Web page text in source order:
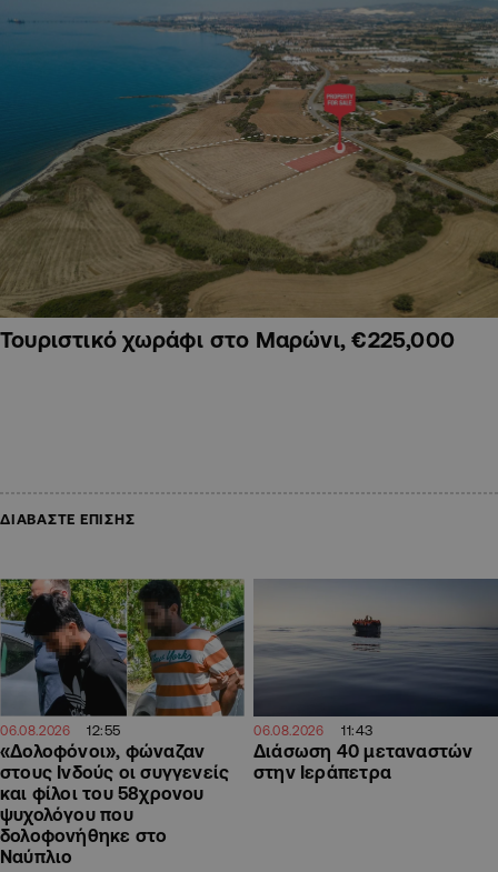
Τουριστικό χωράφι στο Μαρώνι, €225,000
ΔΙΑΒΑΣΤΕ ΕΠΙΣΗΣ
06.08.2026 12:55
«Δολοφόνοι», φώναζαν
στους Ινδούς οι συγγενείς
και φίλοι του 58χρονου
ψυχολόγου που
δολοφονήθηκε στο
Ναύπλιο
06.08.2026 11:43
Διάσωση 40 μεταναστών
στην Ιεράπετρα